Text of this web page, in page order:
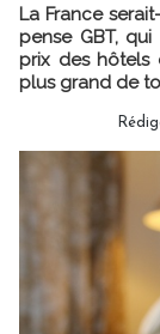
La France
pense GBT,
prix des hôtels
plus grand de